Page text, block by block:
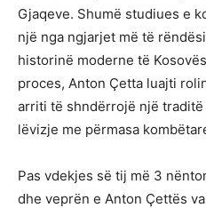
Gjaqeve. Shumë studiues e
një nga ngjarjet më të
historinë moderne të
proces, Anton Çetta luajti
arriti të shndërrojë një
lëvizje me përmasa
Pas vdekjes së tij më 3
dhe veprën e Anton Çettës